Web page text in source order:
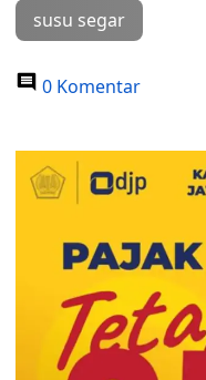
susu segar
0 Komentar